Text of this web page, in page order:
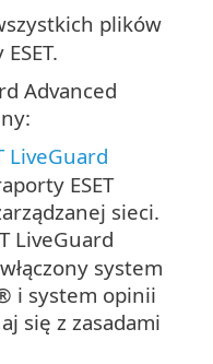
plików
Advanced
LiveGuard
ESET
sieci.
LiveGuard
system
i system opinii
się z zasadami